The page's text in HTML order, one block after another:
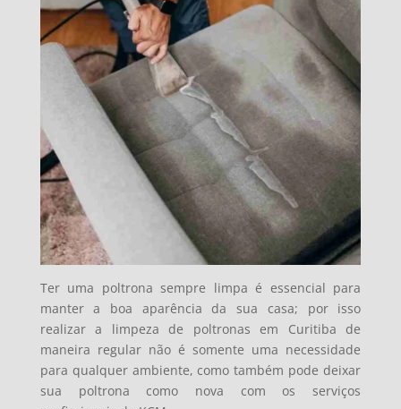
Ter uma poltrona sempre limpa é essencial para
manter a boa aparência da sua casa; por isso
realizar a limpeza de poltronas em Curitiba de
maneira regular não é somente uma necessidade
para qualquer ambiente, como também pode deixar
sua poltrona como nova com os serviços